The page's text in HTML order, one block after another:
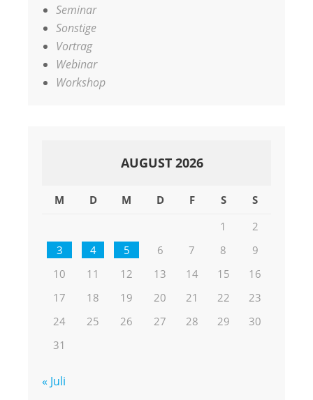
Seminar
Sonstige
Vortrag
Webinar
Workshop
AUGUST 2026
M D M D F S
S
1
2
3
4 5 6 7 8
9
10
11 12 13 14 15
16
17
18 19 20 21 22
23
24
25 26 27 28 29
30
31
« Juli